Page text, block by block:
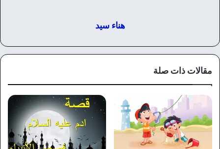
هناء سيد
مقالات ذات صلة